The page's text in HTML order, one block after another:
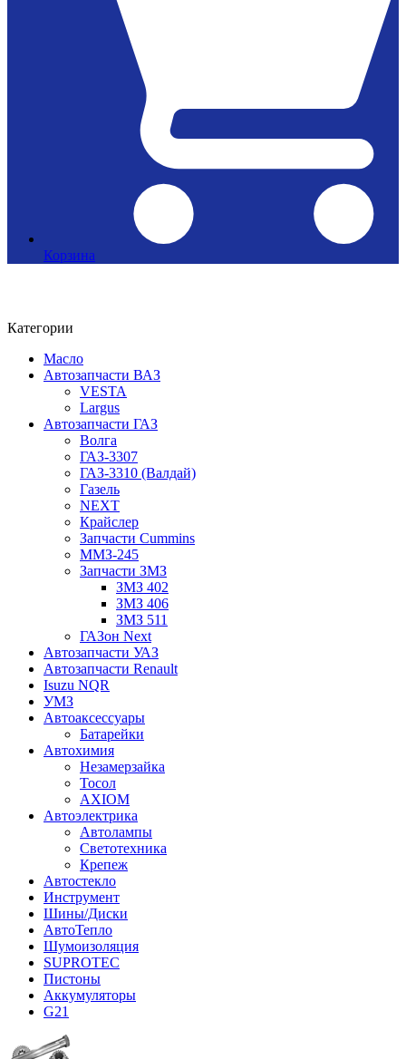
Корзина
Категории
Масло
Автозапчасти ВАЗ
VESTA
Largus
Автозапчасти ГАЗ
Волга
ГАЗ-3307
ГАЗ-3310 (Валдай)
Газель
NEXT
Крайслер
Запчасти Cummins
ММЗ-245
Запчасти ЗМЗ
ЗМЗ 402
ЗМЗ 406
ЗМЗ 511
ГАЗон Next
Автозапчасти УАЗ
Автозапчасти Renault
Isuzu NQR
УМЗ
Автоаксессуары
Батарейки
Автохимия
Незамерзайка
Тосол
AXIOM
Автоэлектрика
Автолампы
Светотехника
Крепеж
Автостекло
Инструмент
Шины/Диски
АвтоТепло
Шумоизоляция
SUPROTEC
Пистоны
Аккумуляторы
G21